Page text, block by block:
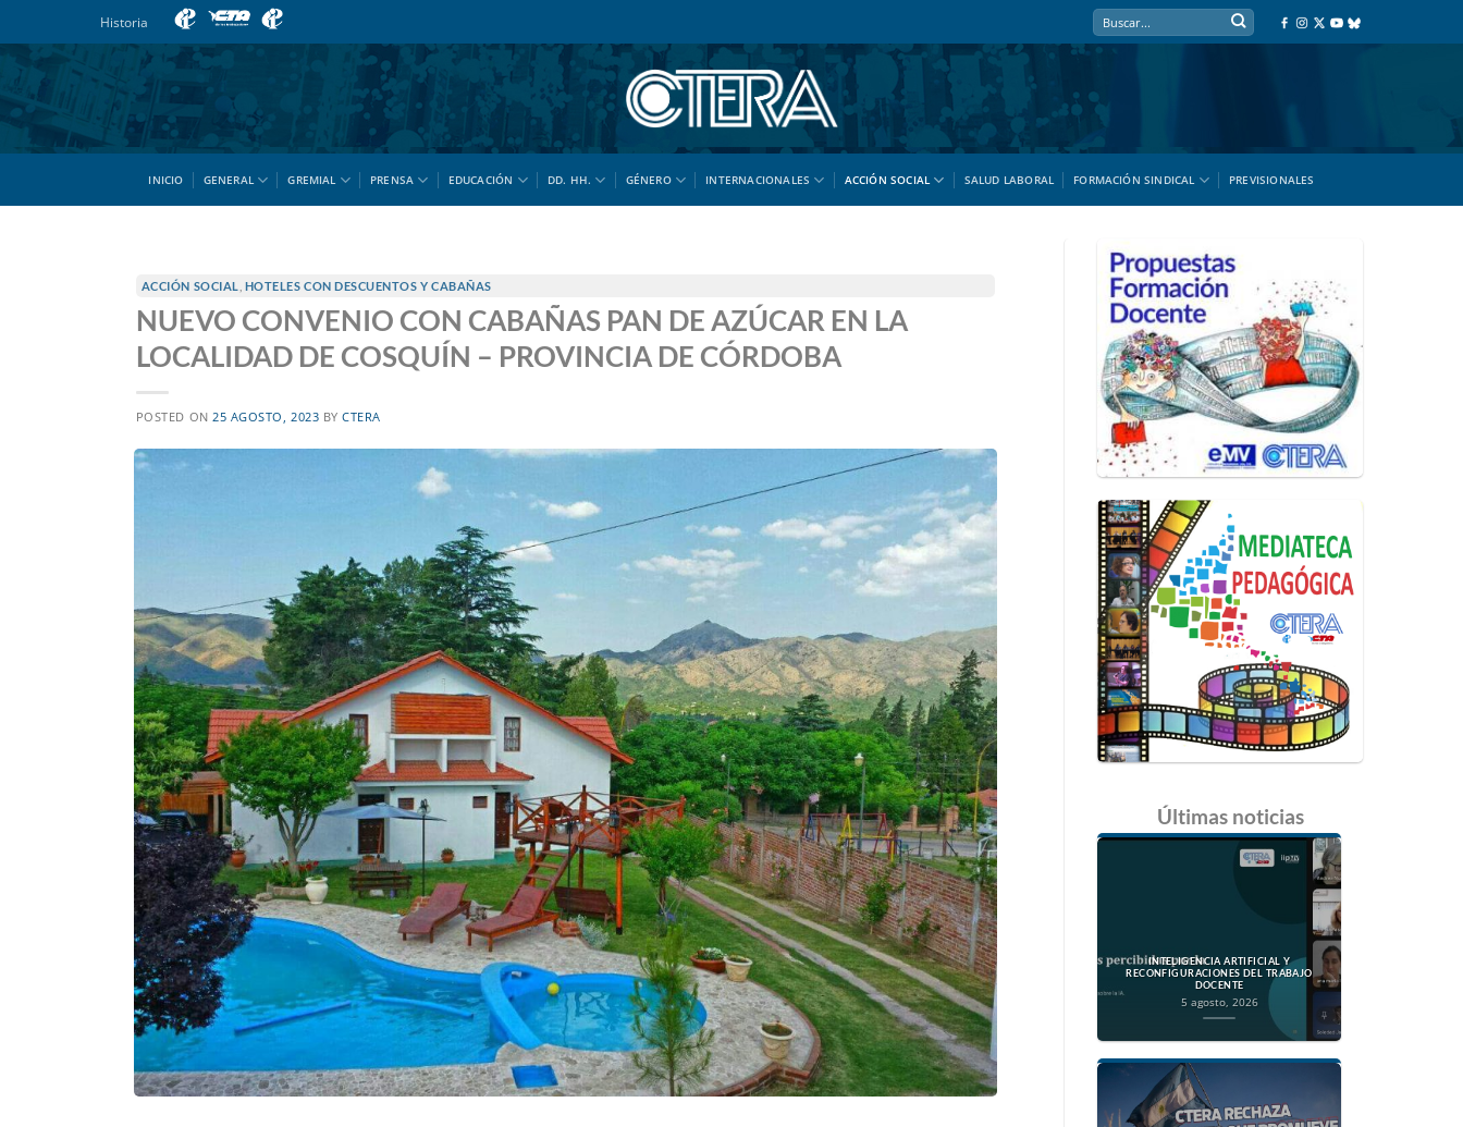
al
contenido
Historia
INICIO GENERAL GREMIAL PRENSA EDUCACIÓN DD. HH. GÉNERO INTERNACIONALES ACCIÓN SOCIAL SALUD LABORAL FORMACIÓN SINDICAL PREVISIONALES
ACCIÓN SOCIAL HOTELES CON DESCUENTOS Y CABAÑAS
NUEVO CONVENIO CON CABAÑAS PAN DE AZÚCAR EN LA
LOCALIDAD DE COSQUÍN – PROVINCIA DE CÓRDOBA
POSTED ON25 AGOSTO, 2023 BYCTERA
Últimas noticias
INTELIGENCIA ARTIFICIAL Y
RECONFIGURACIONES DEL TRABAJO
DOCENTE
5 agosto, 2026